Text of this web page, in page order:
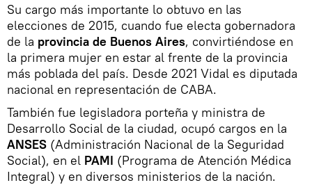
Su cargo más importante lo obtuvo en las
elecciones de 2015, cuando fue electa gobernadora
de la provincia de Buenos Aires, convirtiéndose en
la primera mujer en estar al frente de la provincia
más poblada del país. Desde 2021 Vidal es diputada
nacional en representación de CABA.
También fue legisladora porteña y ministra de
Desarrollo Social de la ciudad, ocupó cargos en la
ANSES (Administración Nacional de la Seguridad
Social), en el PAMI (Programa de Atención Médica
Integral) y en diversos ministerios de la nación.